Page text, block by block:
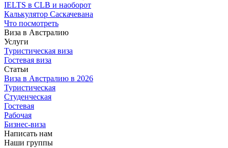
IELTS в CLB и наоборот
Калькулятор Саскачевана
Что посмотреть
Виза в Австралию
Услуги
Туристическая виза
Гостевая виза
Статьи
Виза в Австралию в 2026
Туристическая
Студенческая
Гостевая
Рабочая
Бизнес-виза
Написать нам
Наши группы